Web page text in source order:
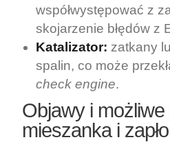
współwystępować z
skojarzenie błędów z
Katalizator: zatkany
spalin, co może
check engine.
Objawy i
mieszanka i